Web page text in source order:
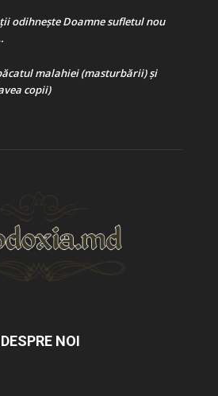
odihnește Doamne sufletul nou
malahiei (masturbării) şi
copii)
DESPRE NOI